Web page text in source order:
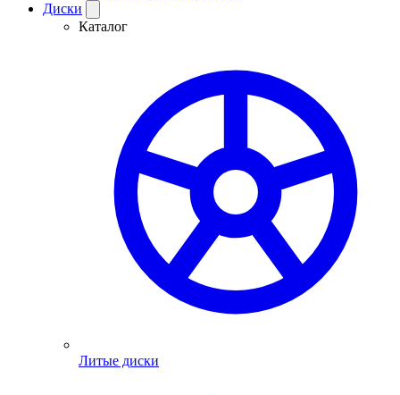
Диски
Каталог
Литые диски